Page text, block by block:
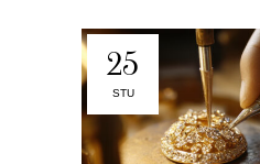
25
STU